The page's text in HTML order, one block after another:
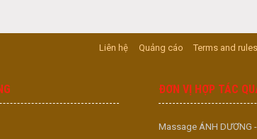
Liên hệ Quảng cáo Terms and rules
ĐƠN VỊ HỢP TÁC
Massage ÁNH DƯƠNG